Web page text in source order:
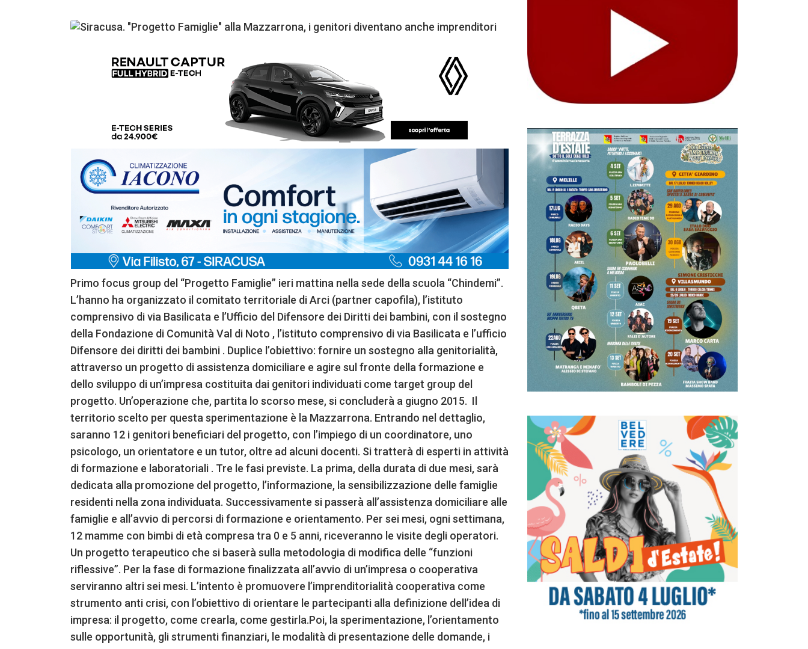
Primo focus group del “Progetto Famiglie” ieri mattina nella sede della scuola “Chindemi”.
L’hanno ha organizzato il comitato territoriale di Arci (partner capofila), l’istituto
comprensivo di via Basilicata e l’Ufficio del Difensore dei Diritti dei bambini, con il sostegno
della Fondazione di Comunità Val di Noto , l’istituto comprensivo di via Basilicata e l’ufficio
Difensore dei diritti dei bambini . Duplice l’obiettivo: fornire un sostegno alla genitorialità,
attraverso un progetto di assistenza domiciliare e agire sul fronte della formazione e
dello sviluppo di un’impresa costituita dai genitori individuati come target group del
progetto. Un’operazione che, partita lo scorso mese, si concluderà a giugno 2015. Il
territorio scelto per questa sperimentazione è la Mazzarrona. Entrando nel dettaglio,
saranno 12 i genitori beneficiari del progetto, con l’impiego di un coordinatore, uno
psicologo, un orientatore e un tutor, oltre ad alcuni docenti. Si tratterà di esperti in attività
di formazione e laboratoriali . Tre le fasi previste. La prima, della durata di due mesi, sarà
dedicata alla promozione del progetto, l’informazione, la sensibilizzazione delle famiglie
residenti nella zona individuata. Successivamente si passerà all’assistenza domiciliare alle
famiglie e all’avvio di percorsi di formazione e orientamento. Per sei mesi, ogni settimana,
12 mamme con bimbi di età compresa tra 0 e 5 anni, riceveranno le visite degli operatori.
Un progetto terapeutico che si baserà sulla metodologia di modifica delle “funzioni
riflessive”. Per la fase di formazione finalizzata all’avvio di un’impresa o cooperativa
serviranno altri sei mesi. L’intento è promuovere l’imprenditorialità cooperativa come
strumento anti crisi, con l’obiettivo di orientare le partecipanti alla definizione dell’idea di
impresa: il progetto, come crearla, come gestirla.Poi, la sperimentazione, l’orientamento
sulle opportunità, gli strumenti finanziari, le modalità di presentazione delle domande, i